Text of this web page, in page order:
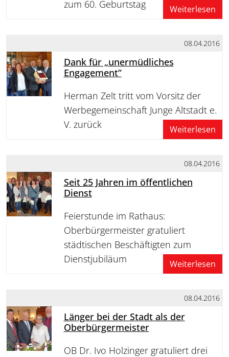
zum 60. Geburtstag
Weiterlesen
08.04.2016
Dank für „unermüdliches
Engagement“
Herman Zelt tritt vom Vorsitz der
Werbegemeinschaft Junge Altstadt e.
V. zurück
Weiterlesen
08.04.2016
Seit 25 Jahren im öffentlichen
Dienst
Feierstunde im Rathaus:
Oberbürgermeister gratuliert
städtischen Beschäftigten zum
Dienstjubiläum
Weiterlesen
08.04.2016
Länger bei der Stadt als der
Oberbürgermeister
OB Dr. Ivo Holzinger gratuliert drei